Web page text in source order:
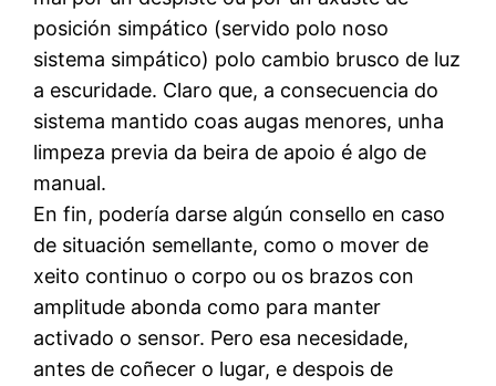
posición simpático (servido polo noso
sistema simpático) polo cambio brusco de luz
a escuridade. Claro que, a consecuencia do
sistema mantido coas augas menores, unha
limpeza previa da beira de apoio é algo de
manual.
En fin, podería darse algún consello en caso
de situación semellante, como o mover de
xeito continuo o corpo ou os brazos con
amplitude abonda como para manter
activado o sensor. Pero esa necesidade,
antes de coñecer o lugar, e despois de